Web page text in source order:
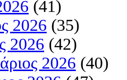
(41)
2026 (35)
2026 (42)
2026 (40)